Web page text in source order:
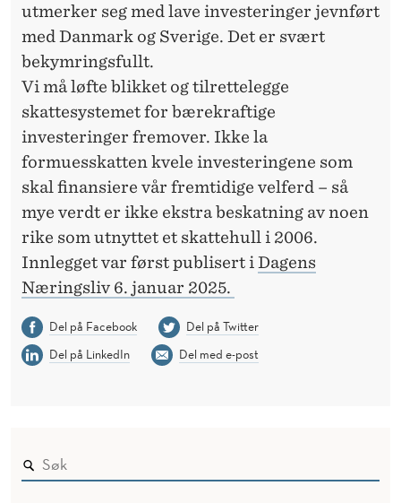
utmerker seg med lave investeringer jevnført
med Danmark og Sverige. Det er svært
bekymringsfullt.
Vi må løfte blikket og tilrettelegge
skattesystemet for bærekraftige
investeringer fremover. Ikke la
formuesskatten kvele investeringene som
skal finansiere vår fremtidige velferd – så
mye verdt er ikke ekstra beskatning av noen
rike som utnyttet et skattehull i 2006.
Innlegget var først publisert i Dagens
Næringsliv 6. januar 2025.
Del på Facebook
Del på Twitter
Del på LinkedIn
Del med e-post